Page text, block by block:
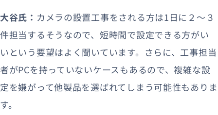
大谷氏： カメラの設置工事をされる方は1日に２〜３
件担当するそうなので、短時間で設定できる方がい
いという要望はよく聞いています。さらに、工事担当
者がPCを持っていないケースもあるので、複雑な設
定を嫌がって他製品を選ばれてしまう可能性もありま
す。